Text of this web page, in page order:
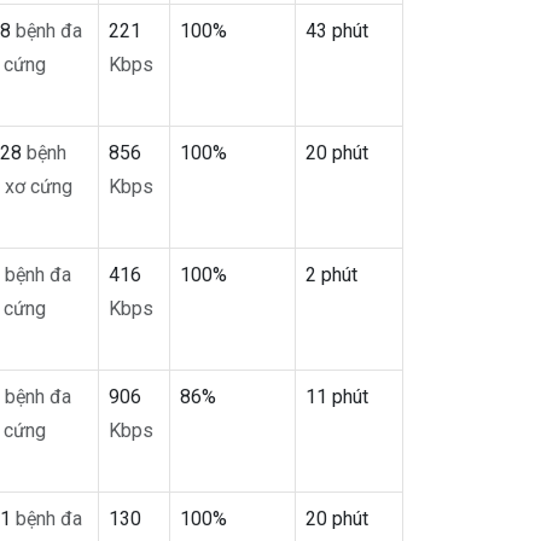
bệnh đa
221
Kbps
100% 43 phút
bệnh
xơ cứng
856
Kbps
100% 20 phút
bệnh đa
416
Kbps
100% 2 phút
bệnh đa
906
Kbps
86% 11 phút
bệnh đa 130 100% 20 phút